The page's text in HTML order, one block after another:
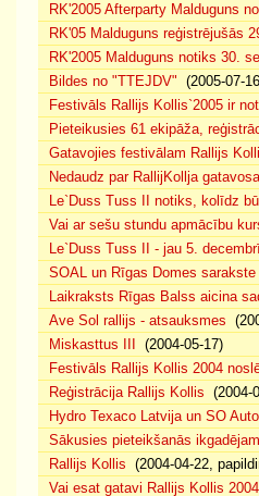
RK'2005 Afterparty Malduguns
RK'05 Malduguns reģistrējušās
RK'2005 Malduguns notiks 30.
Bildes no "TTEJDV" (2005-07-
Festivāls Rallijs Kollis`2005 ir
Pieteikusies 61 ekipāža,
Gatavojies festivālam Rallijs
Nedaudz par RallijKollja
Le`Duss Tuss II notiks, kolīdz
Vai ar sešu stundu apmācību
Le`Duss Tuss II - jau 5.
SOAL un Rīgas Domes
Laikraksts Rīgas Balss aicina
Ave Sol rallijs - atsauksmes
Miskasttus III
(2004-05-17)
Festivāls Rallijs Kollis 2004
Reģistrācija Rallijs Kollis (2004-
Hydro Texaco Latvija un SO
Sākusies pieteikšanās
Rallijs Kollis (2004-04-22,
Vai esat gatavi Rallijs Kollis